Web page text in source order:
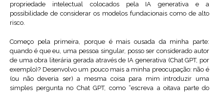
propriedade intelectual colocados pela IA generativa e a
possibilidade de considerar os modelos fundacionais como de alto
risco.
Começo pela primeira, porque é mais ousada da minha parte:
quando é que eu, uma pessoa singular, posso ser considerado autor
de uma obra literária gerada através de IA generativa (Chat GPT, por
exemplo)? Desenvolvo um pouco mais a minha preocupação: não é
(ou não deveria ser) a mesma coisa para mim introduzir uma
simples pergunta no Chat GPT, como “escreva a oitava parte do